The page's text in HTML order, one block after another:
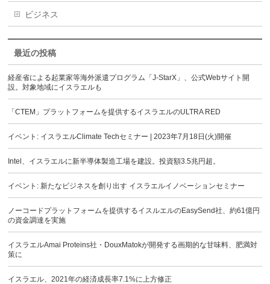
ビジネス
最近の投稿
経産省による起業家等海外派遣プログラム「J-StarX」、公式Webサイト開
設。対象地域にイスラエルも
「CTEM」プラットフォームを提供するイスラエルのULTRA RED
イベント: イスラエルClimate Techセミナー | 2023年7月18日(火)開催
Intel、イスラエルに新半導体製造工場を建設。投資額3.5兆円超。
イベント: 新たなビジネスを創り出す イスラエルイノベーションセミナー
ノーコードプラットフォームを提供するイスルエルのEasySend社、約61億円
の資金調達を実施
イスラエルAmai Proteins社・DouxMatokが開発する画期的な甘味料、肥満対
策に
イスラエル、2021年の経済成長率7.1%に上方修正